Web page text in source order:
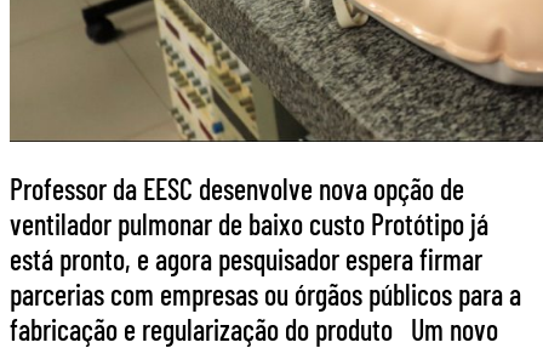
Professor da EESC desenvolve nova opção de
ventilador pulmonar de baixo custo Protótipo já
está pronto, e agora pesquisador espera firmar
parcerias com empresas ou órgãos públicos para a
fabricação e regularização do produto Um novo